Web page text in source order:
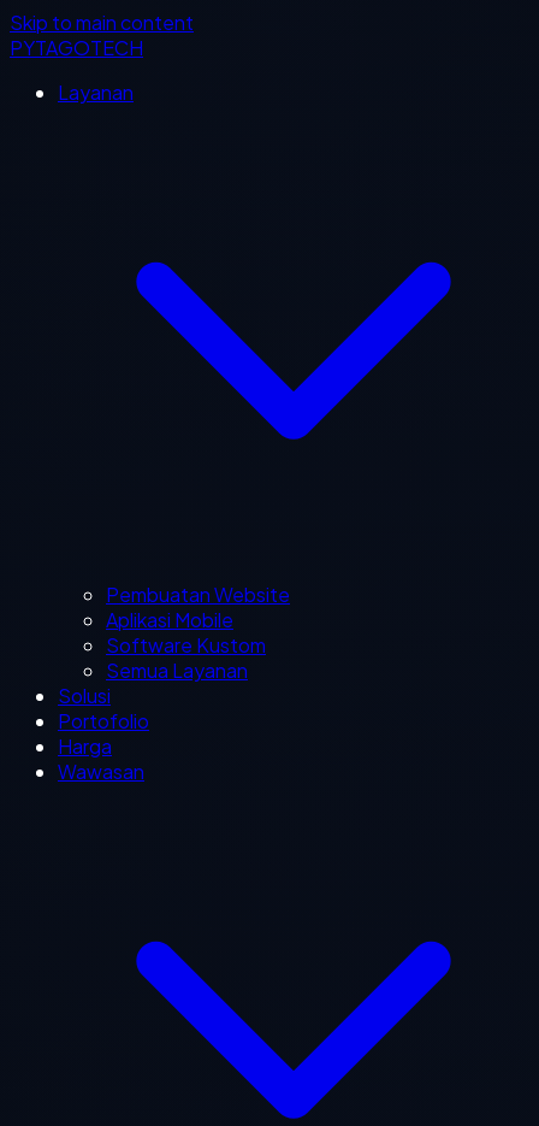
Skip to main content
PYTAGOTECH
Layanan
Pembuatan Website
Aplikasi Mobile
Software Kustom
Semua Layanan
Solusi
Portofolio
Harga
Wawasan